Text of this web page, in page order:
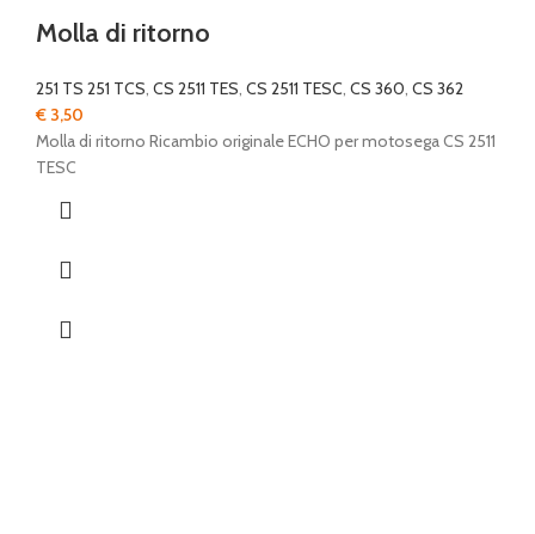
Molla di ritorno
251 TS 251 TCS, CS 2511 TES, CS 2511 TESC, CS 360, CS 362
€ 3,50
Molla di ritorno Ricambio originale ECHO per motosega CS 2511
TESC